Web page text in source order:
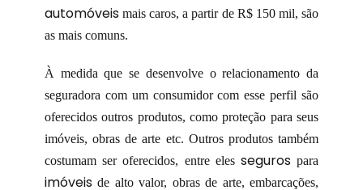
automóveis mais caros, a partir de R$ 150 mil, são
as mais comuns.
À medida que se desenvolve o relacionamento da
seguradora com um consumidor com esse perfil são
oferecidos outros produtos, como proteção para seus
imóveis, obras de arte etc. Outros produtos também
costumam ser oferecidos, entre eles segurospara
imóveis de alto valor, obras de arte, embarcações,